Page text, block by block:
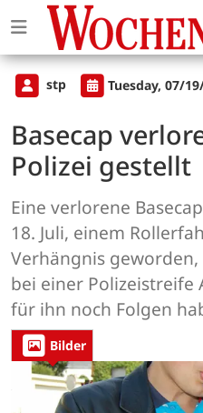
stp Tuesday, 07/
Basecap
Polizei gestellt
Eine verlorene
18. Juli, einem
Verhängnis
bei einer Polizeistreife
für ihn noch Folgen
Bilder